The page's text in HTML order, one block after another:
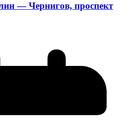
— Чернигов, проспект